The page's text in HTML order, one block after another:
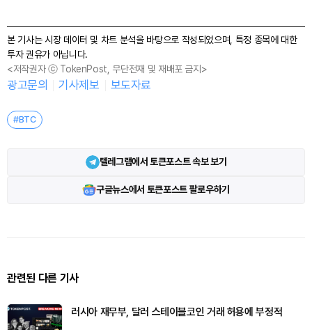
본 기사는 시장 데이터 및 차트 분석을 바탕으로 작성되었으며, 특정 종목에 대한
투자 권유가 아닙니다.
<저작권자 ⓒ TokenPost, 무단전재 및 재배포 금지>
광고문의 기사제보 보도자료
#BTC
텔레그램에서 토큰포스트 속보 보기
구글뉴스에서 토큰포스트 팔로우하기
관련된 다른 기사
러시아 재무부, 달러 스테이블코인 거래 허용에 부정적